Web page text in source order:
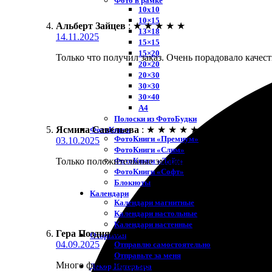
10х10
10×15
13×18
15×15
15×20
20×20
20×30
30×30
30×40
A4
Полоски из ФотоБудки
ФотоКниги
ФотоКниги «Премиум»
ФотоКниги «Слим»
ФотоКниги «Лайт»
ФотоКниги «Софт»
Блокноты
Календари
Календари магнитные
Календари настольные
Календари настенные
Открытки
Отправлю самостоятельно
Отправьте за меня
Декор Интерьера
Альберт Зайцев : ★ ★ ★ ★ ★
14.11.2025
Только что получил заказ. Очень порадовало
Ясмина Савельева : ★ ★ ★ ★ ★
03.10.2025
Только положительные эмоции! Легко делала
Гера Позднякова
04.09.2025
Много фотографий делаю, хочу сохранить лучшие